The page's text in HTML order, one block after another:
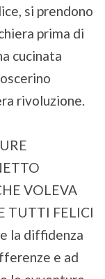
si prendono
prima di
cucinata
rivoluzione.
VOLEVA
TUTTI FELICI
la diffidenza
e ad